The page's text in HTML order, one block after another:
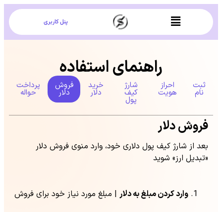
پنل کاربری
راهنمای استفاده
ثبت
نام
احراز
هویت
شارژ
کیف
پول
خرید
دلار
فروش
دلار
پرداخت
حواله
فروش دلار
بعد از شارژ کیف پول دلاری خود، وارد منوی فروش دلار
«تبدیل ارز» شوید
وارد کردن مبلغ به دلار | مبلغ مورد نیاز خود برای فروش